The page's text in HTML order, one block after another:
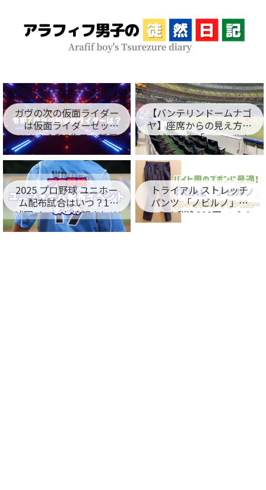
ガヴの次の仮面ライダー
は仮面ライダーゼッ
ツ！？令和7作目の新仮
面ライダー名が判明！
【バンテリンドームナゴ
ヤ】座席からの見え方を
レビュー！「フィールド
シート編」
2025 プロ野球 ユニホー
ム配布試合はいつ？12
球団イベント情報まとめ
トライアル ストレッチ
パンツ 「ノビルノ」口
コミ！税込998円でバイ
ト用のズボンに最適！